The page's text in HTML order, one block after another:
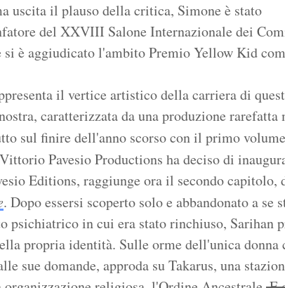
uscita il plauso della critica, Simone è stato
del XXVIII Salone Internazionale dei
si è aggiudicato l'ambito Premio Yellow Kid
il vertice artistico della carriera di
caratterizzata da una produzione rarefatta
sul finire dell'anno scorso con il primo
Pavesio Productions ha deciso di
Editions, raggiunge ora il secondo capitolo,
. Dopo essersi scoperto solo e abbandonato a se
psichiatrico in cui era stato rinchiuso, Sarihan
propria identità. Sulle orme dell'unica donna
sue domande, approda su Takarus, una